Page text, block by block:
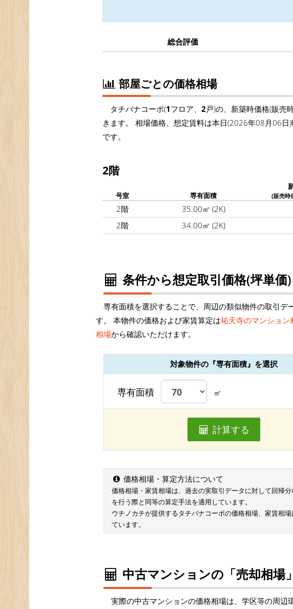
総合評価
部屋ごとの価格相場
タチバナコーポ(1フロア、 2戸)の、新築時価格(販売
きます。 相場価格、想定賃料は本日(2026年08月06
です。
2階
号室 専有面積 (販売時
2階 35.00㎡ (2K)
2階
34.00㎡ (2K)
条件から想定取引価格(坪単価
専有面積を選択することで、周辺の類似物件の取引
す。 本物件の価格および家賃算定は祐天寺のマンション
相場から確認いただけます。
対象物件の『専有面積』を選択
専有面積 ㎡
計算する
価格相場・算定方法について
価格相場・家賃相場は、過去の実取引データに対して回帰
を行う際と同等の算定手法を適用しています。
ウチノカチが提供するタチバナコーポの価格相場、家賃相場
ています。
中古マンションの「売却相場
実際の中古マンションの価格相場は、学区等の周